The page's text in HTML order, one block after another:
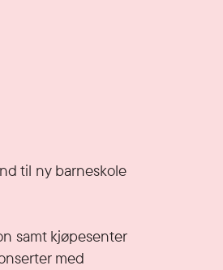
til ny barneskole
samt kjøpesenter
med